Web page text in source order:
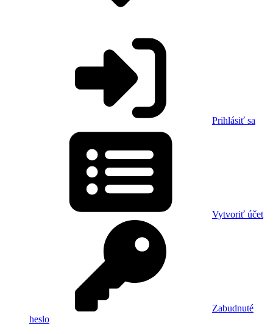
Prihlásiť sa
Vytvoriť účet
Zabudnuté
heslo